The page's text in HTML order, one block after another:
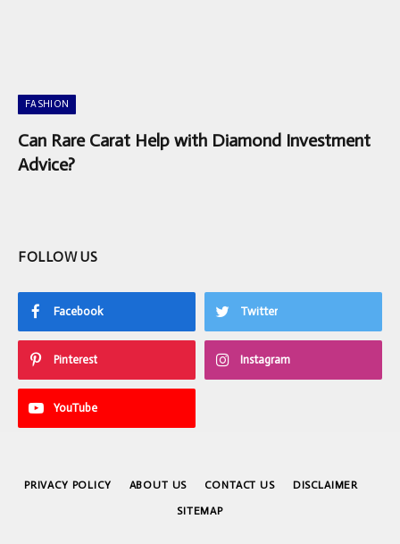
FASHION
Can Rare Carat Help with Diamond Investment
Advice?
FOLLOW US
Facebook Twitter
Pinterest Instagram
YouTube
PRIVACY POLICY ABOUT US CONTACT US DISCLAIMER
SITEMAP